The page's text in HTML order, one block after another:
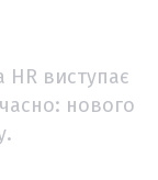
виступає
нового